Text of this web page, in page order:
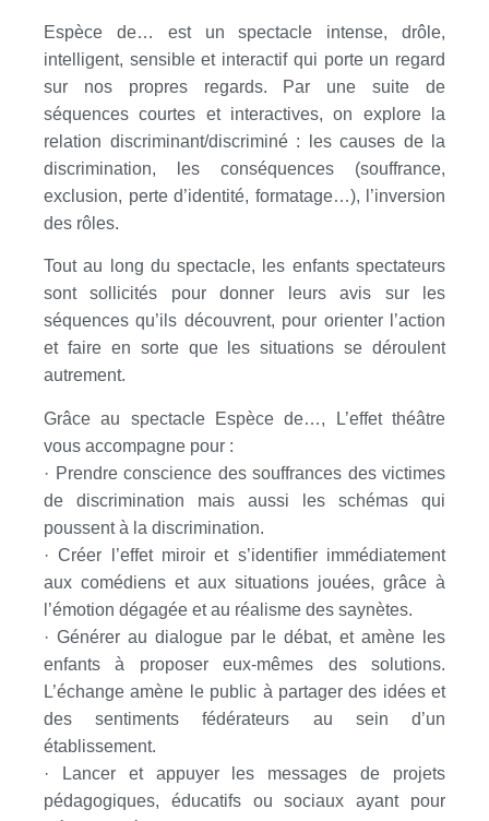
Espèce de… est un spectacle intense, drôle,
intelligent, sensible et interactif qui porte un regard
sur nos propres regards. Par une suite de
séquences courtes et interactives, on explore la
relation discriminant/discriminé : les causes de la
discrimination, les conséquences (souffrance,
exclusion, perte d’identité, formatage…), l’inversion
des rôles.
Tout au long du spectacle, les enfants spectateurs
sont sollicités pour donner leurs avis sur les
séquences qu’ils découvrent, pour orienter l’action
et faire en sorte que les situations se déroulent
autrement.
Grâce au spectacle Espèce de…, L’effet théâtre
vous accompagne pour :
· Prendre conscience des souffrances des victimes
de discrimination mais aussi les schémas qui
poussent à la discrimination.
· Créer l’effet miroir et s’identifier immédiatement
aux comédiens et aux situations jouées, grâce à
l’émotion dégagée et au réalisme des saynètes.
· Générer au dialogue par le débat, et amène les
enfants à proposer eux-mêmes des solutions.
L’échange amène le public à partager des idées et
des sentiments fédérateurs au sein d’un
établissement.
· Lancer et appuyer les messages de projets
pédagogiques, éducatifs ou sociaux ayant pour